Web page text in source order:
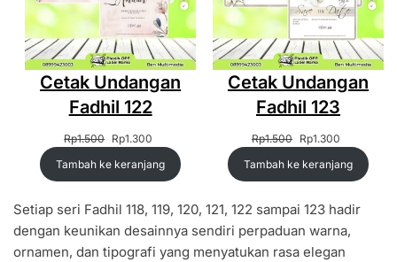
Cetak Undangan
Fadhil 122
Rp1.500 Harga
adalah:
Rp1.300
saat
ini
Rp1.300.
Tambah ke keranjang
Cetak Undangan
Fadhil 123
Rp1.500
Harga
adalah:
Rp1.300
saat
ini
Rp1.300.
Tambah ke keranjang
Setiap seri Fadhil 118, 119, 120, 121, 122 sampai 123 hadir
dengan keunikan desainnya sendiri perpaduan warna,
ornamen, dan tipografi yang menyatukan rasa elegan